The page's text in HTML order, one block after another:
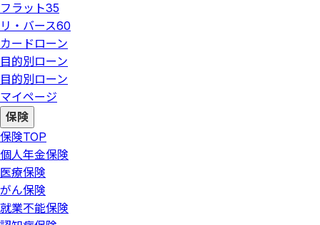
フラット35
リ・バース60
カードローン
目的別ローン
目的別ローン
マイページ
保険
保険TOP
個人年金保険
医療保険
がん保険
就業不能保険